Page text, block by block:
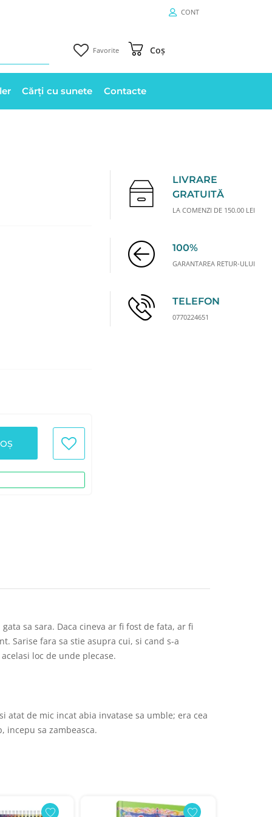
CONT
Favorite Coș
Cărți cu sunete Contacte
LIVRARE
GRATUITĂ
LA COMENZI DE 150.00 LEI
100%
GARANTAREA RETUR-ULUI
TELEFON
0770224651
sa sara. Daca cineva ar fi fost de fata, ar fi
Sarise fara sa stie asupra cui, si cand s-a
loc de unde plecase.
atat de mic incat abia invatase sa umble; era cea
incepu sa zambeasca.